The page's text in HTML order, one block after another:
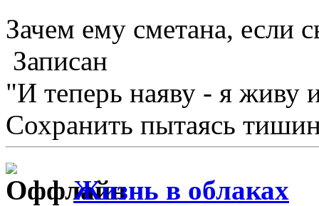
Зачем ему сметана, если
Записан
"И теперь наяву - я живу
Сохранить пытаясь
Жизнь в облаках